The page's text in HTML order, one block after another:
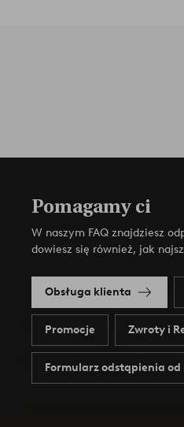
Pomagamy ci
W naszym FAQ znajdziesz
dowiesz się również, jak
Obsługa klienta
Promocje Zwroty i
Formularz odstąpienia od